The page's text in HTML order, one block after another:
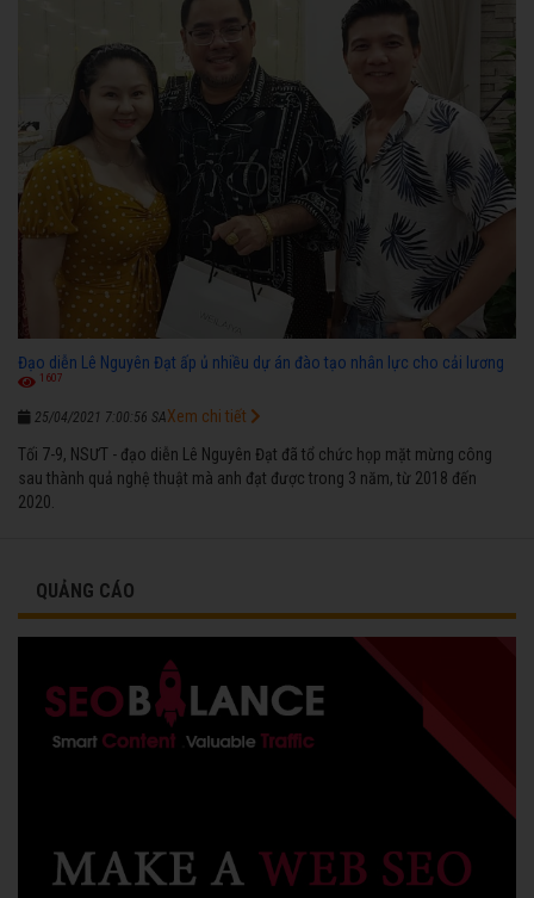
Đạo diễn Lê Nguyên Đạt ấp ủ nhiều dự án đào tạo nhân lực cho cải lương
1607
25/04/2021 7:00:56 SA
Tối 7-9, NSƯT - đạo diễn Lê Nguyên Đạt đã tổ chức họp mặt mừng công
sau thành quả nghệ thuật mà anh đạt được trong 3 năm, từ 2018 đến
2020.
Xem chi tiết
QUẢNG CÁO